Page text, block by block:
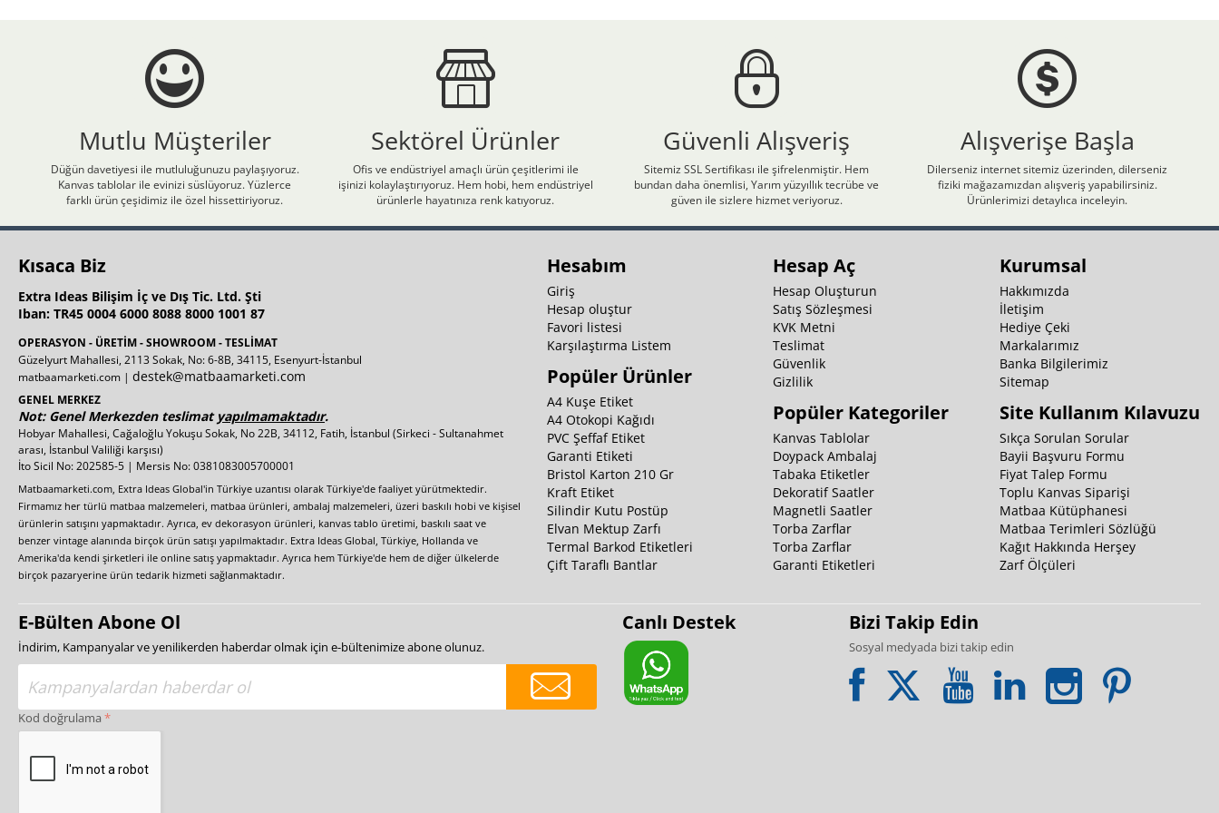
Mutlu Müşteriler
Düğün davetiyesi ile mutluluğunuzu paylaşıyoruz.
Kanvas tablolar ile evinizi süslüyoruz. Yüzlerce
farklı ürün çeşidimiz ile özel hissettiriyoruz.
Sektörel Ürünler
Ofis ve endüstriyel amaçlı ürün çeşitlerimi ile
işinizi kolaylaştırıyoruz. Hem hobi, hem endüstriyel
ürünlerle hayatınıza renk katıyoruz.
Güvenli Alışveriş
Sitemiz SSL Sertifikası ile şifrelenmiştir. Hem
bundan daha önemlisi, Yarım yüzyıllık tecrübe ve
güven ile sizlere hizmet veriyoruz.
Alışverişe Başla
Dilerseniz internet sitemiz üzerinden, dilerseniz
fiziki mağazamızdan alışveriş yapabilirsiniz.
Ürünlerimizi detaylıca inceleyin.
Kısaca Biz
Extra Ideas Bilişim İç ve Dış Tic. Ltd. Şti
Iban: TR45 0004 6000 8088 8000 1001 87
OPERASYON - ÜRETİM - SHOWROOM - TESLİMAT
Güzelyurt Mahallesi, 2113 Sokak, No: 6-8B, 34115, Esenyurt-İstanbul
matbaamarketi.com | destek@matbaamarketi.com
GENEL MERKEZ
Not: Genel Merkezden teslimat yapılmamaktadır.
Hobyar Mahallesi, Cağaloğlu Yokuşu Sokak, No 22B, 34112, Fatih, İstanbul (Sirkeci - Sultanahmet
arası, İstanbul Valiliği karşısı)
İto Sicil No: 202585-5 | Mersis No: 0381083005700001
Matbaamarketi.com, Extra Ideas Global'in Türkiye uzantısı olarak Türkiye'de faaliyet yürütmektedir.
Firmamız her türlü matbaa malzemeleri, matbaa ürünleri, ambalaj malzemeleri, üzeri baskılı hobi ve kişisel
ürünlerin satışını yapmaktadır. Ayrıca, ev dekorasyon ürünleri, kanvas tablo üretimi, baskılı saat ve
benzer vintage alanında birçok ürün satışı yapılmaktadır. Extra Ideas Global, Türkiye, Hollanda ve
Amerika'da kendi şirketleri ile online satış yapmaktadır. Ayrıca hem Türkiye'de hem de diğer ülkelerde
birçok pazaryerine ürün tedarik hizmeti sağlanmaktadır.
Hesabım
Giriş
Hesap oluştur
Favori listesi
Karşılaştırma Listem
Popüler Ürünler
A4 Kuşe Etiket
A4 Otokopi Kağıdı
PVC Şeffaf Etiket
Garanti Etiketi
Bristol Karton 210 Gr
Kraft Etiket
Silindir Kutu Postüp
Elvan Mektup Zarfı
Termal Barkod Etiketleri
Çift Taraflı Bantlar
Hesap Aç
Hesap Oluşturun
Satış Sözleşmesi
KVK Metni
Teslimat
Güvenlik
Gizlilik
Popüler Kategoriler
Kanvas Tablolar
Doypack Ambalaj
Tabaka Etiketler
Dekoratif Saatler
Magnetli Saatler
Torba Zarflar
Torba Zarflar
Garanti Etiketleri
Kurumsal
Hakkımızda
İletişim
Hediye Çeki
Markalarımız
Banka Bilgilerimiz
Sitemap
Site Kullanım Kılavuzu
Sıkça Sorulan Sorular
Bayii Başvuru Formu
Fiyat Talep Formu
Toplu Kanvas Siparişi
Matbaa Kütüphanesi
Matbaa Terimleri Sözlüğü
Kağıt Hakkında Herşey
Zarf Ölçüleri
E-Bülten Abone Ol
İndirim, Kampanyalar ve yenilikerden haberdar olmak için e-bültenimize abone olunuz.
Kod doğrulama
Canlı Destek Bizi Takip Edin
Sosyal medyada bizi takip edin